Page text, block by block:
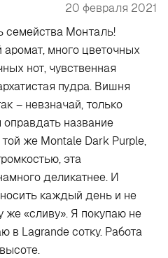
20 февраля 2021
семейства Монталь!
много цветочных
нот, чувственная
пудра. Вишня
– невзначай, только
название
же Montale Dark Purple,
эта
деликатнее. И
каждый день и не
же «сливу». Я покупаю не
в Lagrande сотку. Работа